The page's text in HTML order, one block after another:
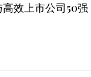
效上市公司50强